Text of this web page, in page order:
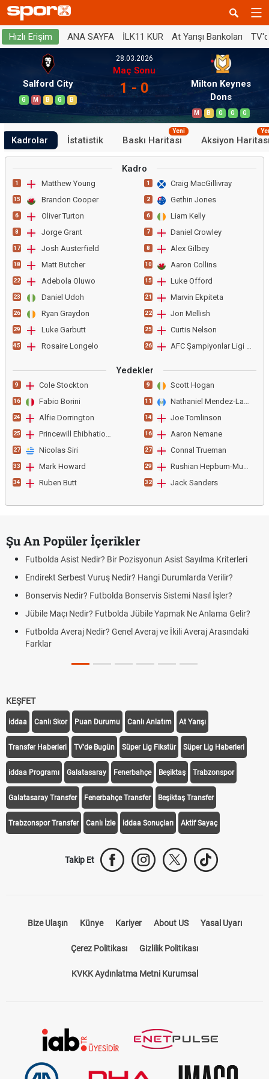
Hızlı Erişim ANA SAYFA İLK11 KUR At Yarışı Bankoları
Salford City
G M B G B
28.03.2026
Maç Sonu
1 - 0
Milton Keynes
Dons
M B G G G
Kadrolar İstatistik Baskı Haritası
Yeni
Aksiyon
Kadro
1 Matthew Young
15 Brandon Cooper
6 Oliver Turton
8 Jorge Grant
17 Josh Austerfield
18 Matt Butcher
22 Adebola Oluwo
23 Daniel Udoh
26 Ryan Graydon
29 Luke Garbutt
45 Rosaire Longelo
1 Craig MacGillivray
2 Gethin Jones
6 Liam Kelly
7 Daniel Crowley
8 Alex Gilbey
10 Aaron Collins
15 Luke Offord
21 Marvin Ekpiteta
22 Jon Mellish
25 Curtis Nelson
26 AFC Şampiyonlar Ligi Elem
Yedekler
9 Cole Stockton
16 Fabio Borini
24 Alfie Dorrington
25 Princewill Ehibhatiomhan
27 Nicolas Siri
33 Mark Howard
34 Ruben Butt
9 Scott Hogan
11 Nathaniel Mendez-Laing
14 Joe Tomlinson
16 Aaron Nemane
27 Connal Trueman
29 Rushian Hepburn-Murphy
32 Jack Sanders
Şu An Popüler İçerikler
Futbolda Asist Nedir? Bir Pozisyonun Asist Sayılma Kriterleri
Endirekt Serbest Vuruş Nedir? Hangi Durumlarda Verilir?
Bonservis Nedir? Futbolda Bonservis Sistemi Nasıl İşler?
Jübile Maçı Nedir? Futbolda Jübile Yapmak Ne Anlama Gelir?
Futbolda Averaj Nedir? Genel Averaj ve İkili Averaj Arasındaki
Farklar
KEŞFET
iddaa Canlı Skor Puan Durumu Canlı Anlatım At Yarışı
Transfer Haberleri TV'de Bugün Süper Lig Fikstür Süper Lig Haberleri
iddaa Programı Galatasaray Fenerbahçe Beşiktaş Trabzonspor
Galatasaray Transfer Fenerbahçe Transfer Beşiktaş Transfer
Trabzonspor Transfer Canlı İzle iddaa Sonuçları Aktif Sayaç
Takip Et
Bize Ulaşın Künye Kariyer About US Yasal Uyarı
Çerez Politikası Gizlilik Politikası
KVKK Aydınlatma Metni Kurumsal